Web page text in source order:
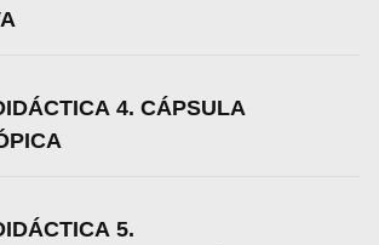
4. CÁPSULA
5.